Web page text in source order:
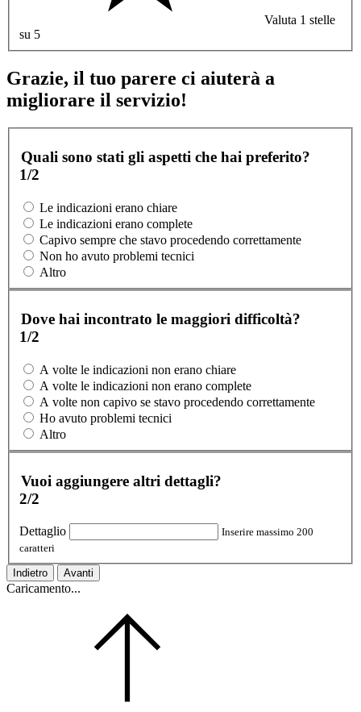
Valuta 1 stelle
su 5
Grazie, il tuo parere ci aiuterà a
migliorare il servizio!
Quali sono stati gli aspetti che hai preferito?
1/2
Le indicazioni erano chiare
Le indicazioni erano complete
Capivo sempre che stavo procedendo correttamente
Non ho avuto problemi tecnici
Altro
Dove hai incontrato le maggiori difficoltà?
1/2
A volte le indicazioni non erano chiare
A volte le indicazioni non erano complete
A volte non capivo se stavo procedendo correttamente
Ho avuto problemi tecnici
Altro
Vuoi aggiungere altri dettagli?
2/2
Dettaglio
Inserire massimo 200
caratteri
Indietro Avanti
Caricamento...